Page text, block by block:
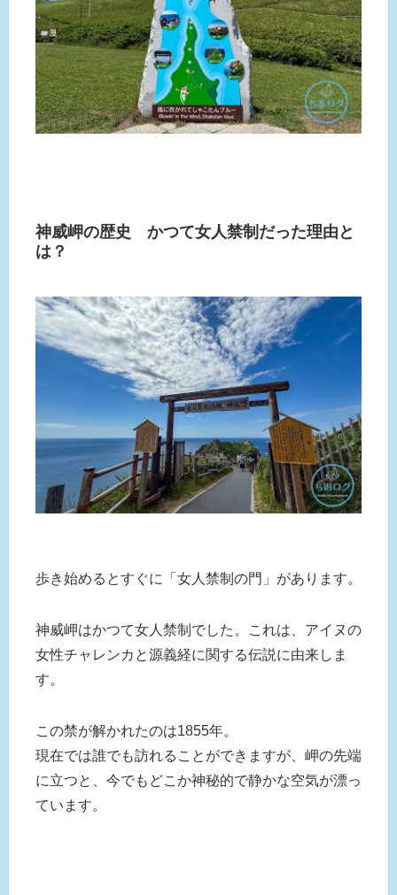
神威岬の歴史 かつて女人禁制だった理由と
は？
歩き始めるとすぐに「女人禁制の門」があります。
神威岬はかつて女人禁制でした。これは、アイヌの
女性チャレンカと源義経に関する伝説に由来しま
す。
この禁が解かれたのは1855年。
現在では誰でも訪れることができますが、岬の先端
に立つと、今でもどこか神秘的で静かな空気が漂っ
ています。